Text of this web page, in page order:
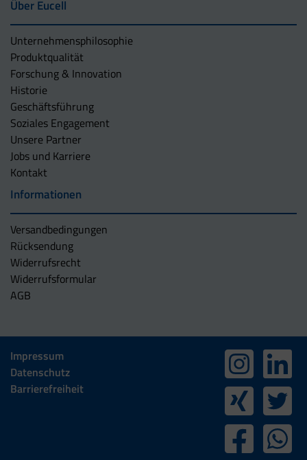
Über Eucell
Unternehmens­philosophie
Produktqualität
Forschung & Innovation
Historie
Geschäftsführung
Soziales Engagement
Unsere Partner
Jobs und Karriere
Kontakt
Informationen
Versandbedingungen
Rücksendung
Widerrufsrecht
Widerrufsformular
AGB
Impressum
Datenschutz
Barrierefreiheit